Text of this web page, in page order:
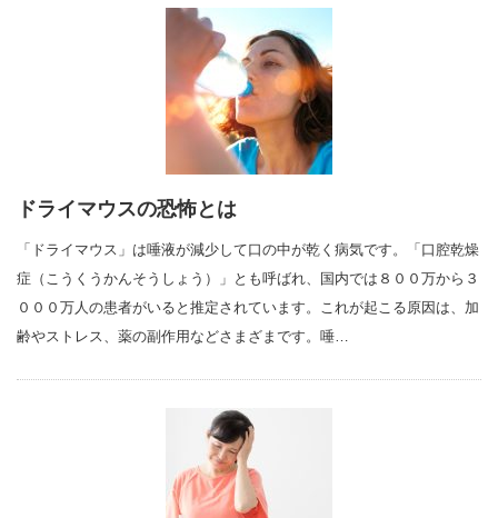
ドライマウスの恐怖とは
「ドライマウス」は唾液が減少して口の中が乾く病気です。「口腔乾燥
症（こうくうかんそうしょう）」とも呼ばれ、国内では８００万から３
０００万人の患者がいると推定されています。これが起こる原因は、加
齢やストレス、薬の副作用などさまざまです。唾…